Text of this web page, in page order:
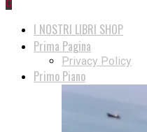
0
I NOSTRI LIBRI SHOP
Prima Pagina
Privacy Policy
Primo Piano